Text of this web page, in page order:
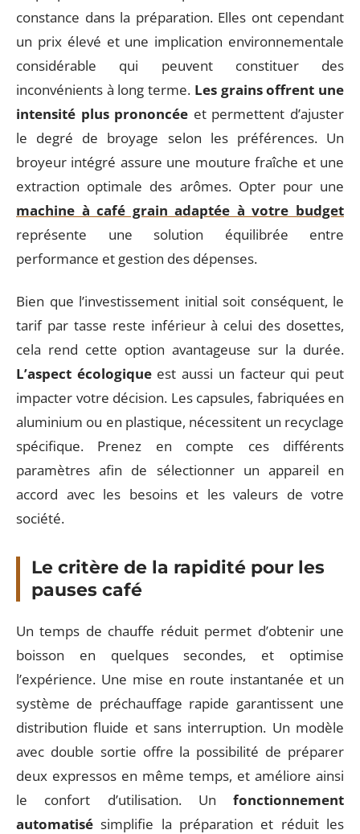
constance dans la préparation. Elles ont cependant
un prix élevé et une implication environnementale
considérable qui peuvent constituer des
inconvénients à long terme. Les grains offrent une
intensité plus prononcée et permettent d’ajuster
le degré de broyage selon les préférences. Un
broyeur intégré assure une mouture fraîche et une
extraction optimale des arômes. Opter pour une
machine à café grain adaptée à votre budget
représente une solution équilibrée entre
performance et gestion des dépenses.
Bien que l’investissement initial soit conséquent, le
tarif par tasse reste inférieur à celui des dosettes,
cela rend cette option avantageuse sur la durée.
L’aspect écologiqueest aussi un facteur qui peut
impacter votre décision. Les capsules, fabriquées en
aluminium ou en plastique, nécessitent un recyclage
spécifique. Prenez en compte ces différents
paramètres afin de sélectionner un appareil en
accord avec les besoins et les valeurs de votre
société.
Le critère de la rapidité pour les
pauses café
Un temps de chauffe réduit permet d’obtenir une
boisson en quelques secondes, et optimise
l’expérience. Une mise en route instantanée et un
système de préchauffage rapide garantissent une
distribution fluide et sans interruption. Un modèle
avec double sortie offre la possibilité de préparer
deux expressos en même temps, et améliore ainsi
le confort d’utilisation. Un fonctionnement
automatisé simplifie la préparation et réduit les